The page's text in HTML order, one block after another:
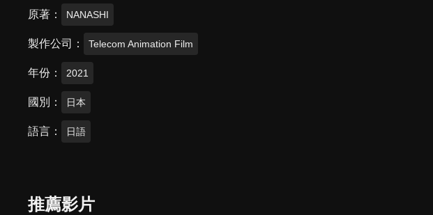
原著 NANASHI
製作公司 Telecom Animation Film
年份 2021
國別 日本
語言 日語
推薦影片